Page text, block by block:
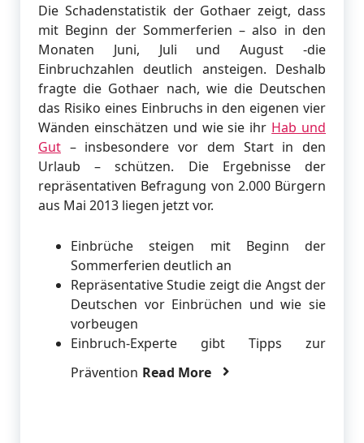
Die Schadenstatistik der Gothaer zeigt, dass
mit Beginn der Sommerferien – also in den
Monaten Juni, Juli und August -die
Einbruchzahlen deutlich ansteigen. Deshalb
fragte die Gothaer nach, wie die Deutschen
das Risiko eines Einbruchs in den eigenen vier
Wänden einschätzen und wie sie ihr Hab und
Gut – insbesondere vor dem Start in den
Urlaub – schützen. Die Ergebnisse der
repräsentativen Befragung von 2.000 Bürgern
aus Mai 2013 liegen jetzt vor.
Einbrüche steigen mit Beginn der
Sommerferien deutlich an
Repräsentative Studie zeigt die Angst der
Deutschen vor Einbrüchen und wie sie
vorbeugen
Einbruch-Experte gibt Tipps zur
Prävention Read More